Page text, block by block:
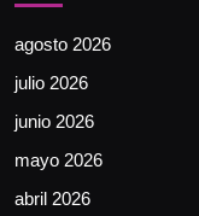
agosto 2026
julio 2026
junio 2026
mayo 2026
abril 2026